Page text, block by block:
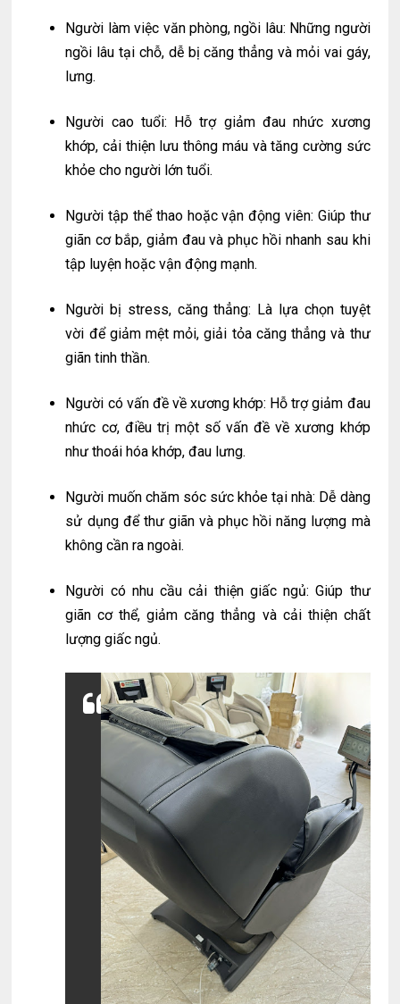
Người làm việc văn phòng, ngồi lâu: Những người
ngồi lâu tại chỗ, dễ bị căng thẳng và mỏi vai gáy,
lưng.
Người cao tuổi: Hỗ trợ giảm đau nhức xương
khớp, cải thiện lưu thông máu và tăng cường sức
khỏe cho người lớn tuổi.
Người tập thể thao hoặc vận động viên: Giúp thư
giãn cơ bắp, giảm đau và phục hồi nhanh sau khi
tập luyện hoặc vận động mạnh.
Người bị stress, căng thẳng: Là lựa chọn tuyệt
vời để giảm mệt mỏi, giải tỏa căng thẳng và thư
giãn tinh thần.
Người có vấn đề về xương khớp: Hỗ trợ giảm đau
nhức cơ, điều trị một số vấn đề về xương khớp
như thoái hóa khớp, đau lưng.
Người muốn chăm sóc sức khỏe tại nhà: Dễ dàng
sử dụng để thư giãn và phục hồi năng lượng mà
không cần ra ngoài.
Người có nhu cầu cải thiện giấc ngủ: Giúp thư
giãn cơ thể, giảm căng thẳng và cải thiện chất
lượng giấc ngủ.